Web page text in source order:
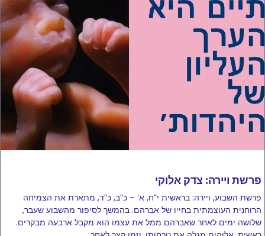
פרשת ויירה: צדק אלוקי
פרשת השבוע, ויירה: בראשית י”ח, א’ – כ”ב, כ”ד, מתארת ​​את הצמיחה
הרוחנית העוצמתית בחייו של אברהם. בהמשך לסיפור מהשבוע שעבר,
שלושה ימים לאחר שאברהם ממל את עצמו הוא מקבל ארבעה מבקרים.